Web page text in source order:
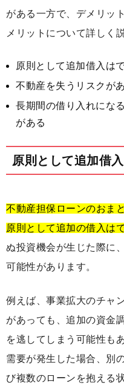
がある一方で、デメリッ
メリットについて詳しく
原則として追加借入は
不動産を失うリスクが
長期間の借り入れにな
がある
原則として追加借
不動産担保ローンのおま
原則として追加の借入は
ぬ投資機会が生じた際に
可能性があります。
例えば、事業拡大のチャ
があっても、追加の資金
を逃してしまう可能性も
需要が発生した場合、別
び複数のローンを抱える